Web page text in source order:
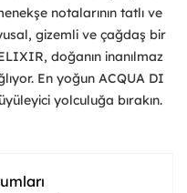
notalarının tatlı ve
gizemli ve çağdaş bir
doğanın inanılmaz
En yoğun ACQUA DI
yolculuğa bırakın.